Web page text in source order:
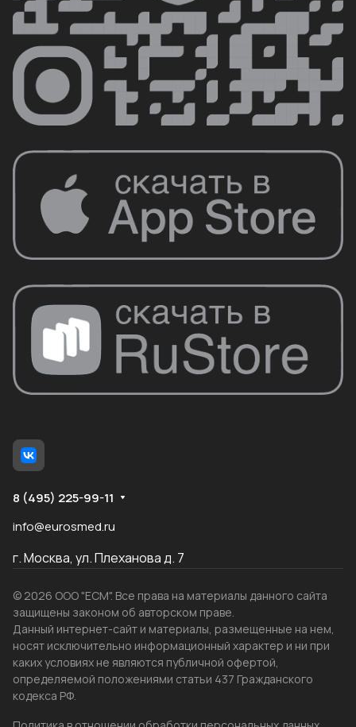
8 (495) 225-99-11
info@eurosmed.ru
г. Москва, ул. Плеханова д. 7
© 2026 ООО "ЕСМ". Все права на материалы данного сайта
защищены законом об авторском праве.
Данный интернет-сайт и материалы, размещенные на нем,
носят исключительно информационный характер и ни при
каких условиях не являются публичной офертой,
определяемой положениями статьи 437 Гражданского
кодекса РФ.